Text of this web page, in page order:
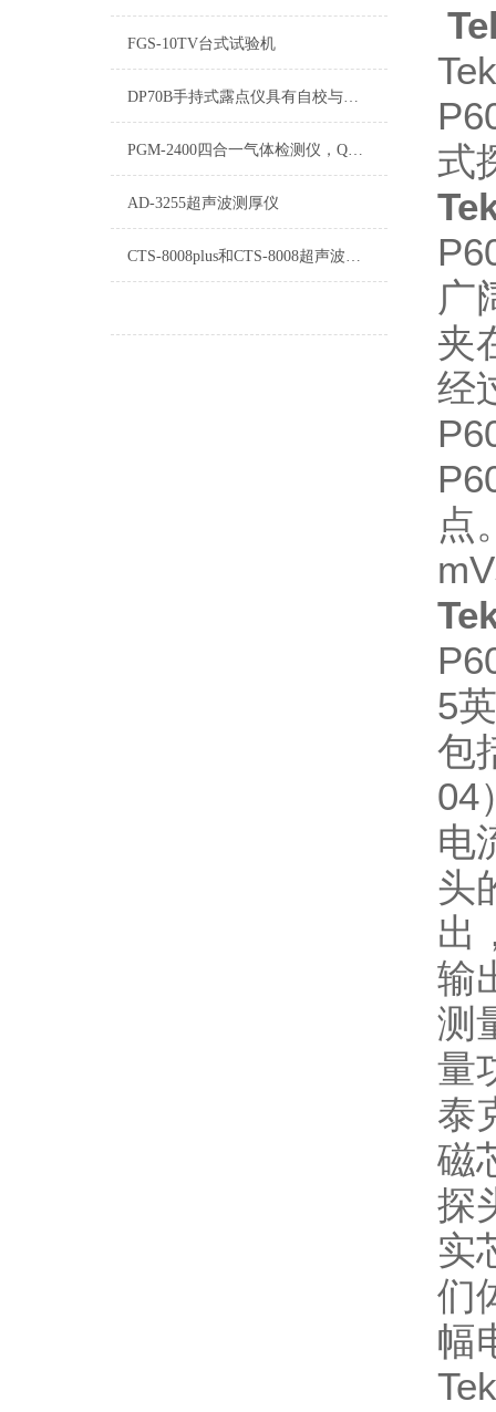
FGS-10TV台式试验机
DP70B手持式露点仪具有自校与手校两种功能
PGM-2400四合一气体检测仪，QRAE II四合一气体检测仪
AD-3255超声波测厚仪
CTS-8008plus和CTS-8008超声波探伤仪的功能区别
式
广
夹
经
点
5
包
04
电
头
出
输
测
量
泰
磁
探
实
们
幅